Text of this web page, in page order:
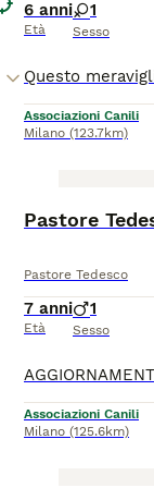
6 anni
Età
1
Sesso
Associazioni Canili
Milano (123.7km)
Pastore Tedesco
7 anni
Età
1
Sesso
Associazioni Canili
Milano (125.6km)